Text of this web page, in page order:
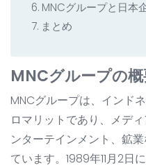
MNCグループと日本
まとめ
MNCグループの
MNCグループは、インド
ロマリットであり、メデ
ンターテインメント、鉱
ています。1989年11月2日